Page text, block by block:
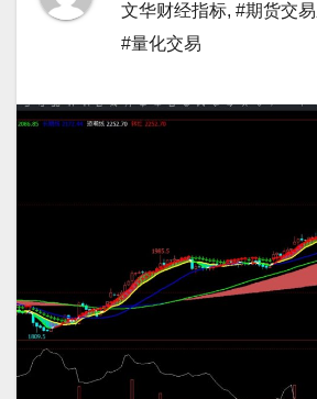
文华财经指标, #期货交
#量化交易